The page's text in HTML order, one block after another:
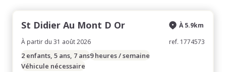
St Didier Au Mont D Or
À partir du 31 août 2026
À 5.9km
ref. 1774573
2 enfants, 5 ans, 7 ans9 heures / semaine
Véhicule nécessaire